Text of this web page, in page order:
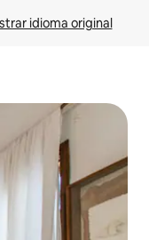
idioma original